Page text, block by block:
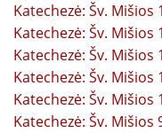
Katechezė: Šv. Mišios
Katechezė: Šv. Mišios
Katechezė: Šv. Mišios
Katechezė: Šv. Mišios
Katechezė: Šv. Mišios
Katechezė: Šv. Mišios